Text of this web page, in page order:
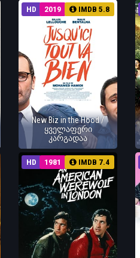
HD 2019 IMDB 5.8
New Biz in the Hood /
ყველაფერი
კარგადაა
HD 1981 IMDB 7.4